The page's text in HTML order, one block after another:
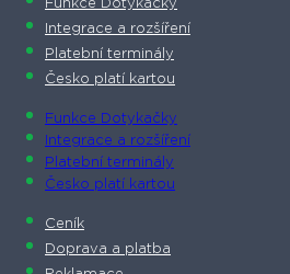
Funkce Dotykačky
Integrace a rozšíření
Platební terminály
Česko platí kartou
Funkce Dotykačky
Integrace a rozšíření
Platební terminály
Česko platí kartou
Ceník
Doprava a platba